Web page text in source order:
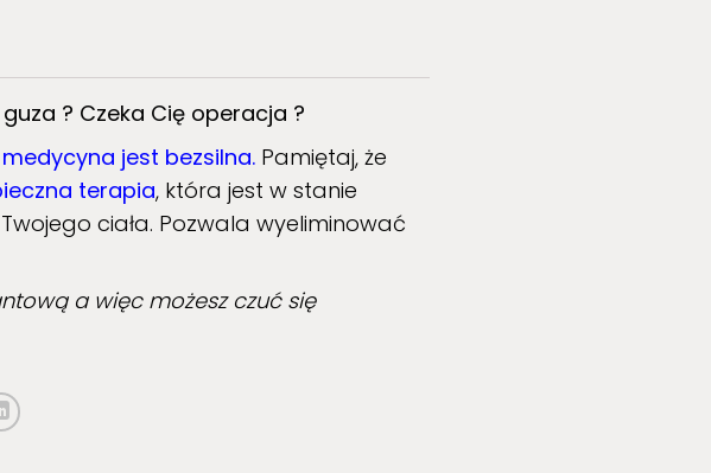
? Czeka Cię operacja ?
jest bezsilna. Pamiętaj, że
terapia, która jest w stanie
ciała. Pozwala wyeliminować
a więc możesz czuć się